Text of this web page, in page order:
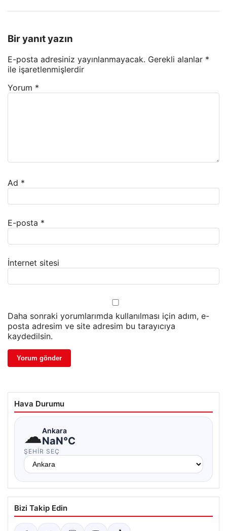
Bir yanıt yazın
E-posta adresiniz yayınlanmayacak. Gerekli alanlar *
ile işaretlenmişlerdir
Yorum *
Ad *
E-posta *
İnternet sitesi
Daha sonraki yorumlarımda kullanılması için adım, e-
posta adresim ve site adresim bu tarayıcıya
kaydedilsin.
Hava Durumu
☁Ankara
NaN°C
ŞEHIR SEÇ
Bizi Takip Edin